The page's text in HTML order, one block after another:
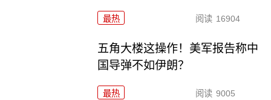
最热 阅读 16904
五角大楼这操作！美军报告称中
国导弹不如伊朗？
最热 阅读 9005